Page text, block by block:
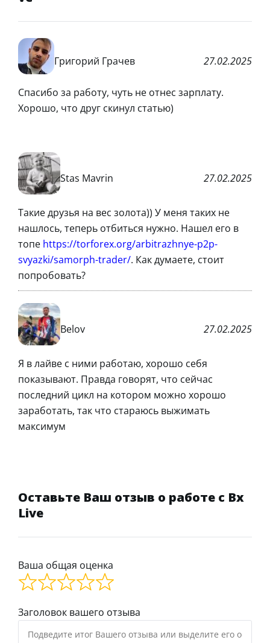
Григорий Грачев 27.02.2025
Спасибо за работу, чуть не отнес зарплату.
Хорошо, что друг скинул статью)
Stas Mavrin 27.02.2025
Такие друзья на вес золота)) У меня таких не
нашлось, теперь отбиться нужно. Нашел его в
топе https://torforex.org/arbitrazhnye-p2p-
svyazki/samorph-trader/. Как думаете, стоит
попробовать?
Belov 27.02.2025
Я в лайве с ними работаю, хорошо себя
показывают. Правда говорят, что сейчас
последний цикл на котором можно хорошо
заработать, так что стараюсь выжимать
максимум
Оставьте Ваш отзыв о работе с Bx
Live
Ваша общая оценка
Заголовок вашего отзыва